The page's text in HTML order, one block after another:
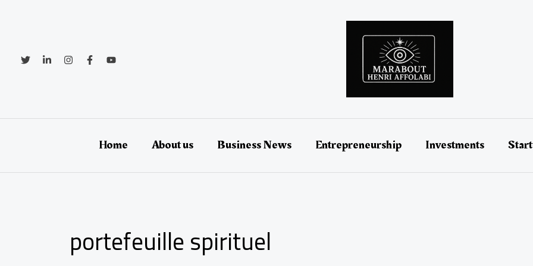
Home About us Business News Entrepreneurship Investments
portefeuille spirituel